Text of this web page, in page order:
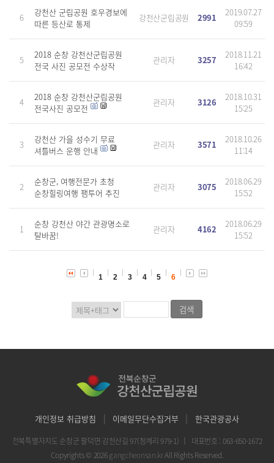
6
강천산 군립공원 호우경보에
따른 등산로 통제
강천산군립공원 2991
2019.07.27
09:59
5
2018 순창 강천산군립공원
전국 사진 공모전 수상작
관리자 3257
2018.11.21
16:42
4
2018 순창 강천산군립공원
전국사진 공모전
관리자 3126
2018.10.31
15:25
3
강천산 가을 성수기 무료
셔틀버스 운행 안내
관리자 3571
2018.10.26
11:14
2
순창군, 여행전문가 초청
순창힐링여행 팸투어 추진
관리자 3075
2018.06.29
15:52
1
순창 강천산 야간 관광명소로
탈바꿈!
관리자 4162
2018.06.29
15:52
1 2 3 4 5 6
개인정보 취급방침 | 이메일무단수집거부 | 한국관광공사
전북특별자치도 순창군 팔덕면 강천산길 97(청계리 979-1) ｜
대표번호 : 063-650-1672
Copyrights © 2026gangcheonsan.krAll Rights Reserved.